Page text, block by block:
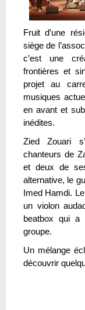
Fruit d’une
siège de
c’est une
frontières et
projet au
musiques
en avant et
inédites.
Zied Zouari
chanteurs de
et deux de
alternative, le
Imed Hamdi.
un violon
beatbox qui a
groupe.
Un mélange
découvrir